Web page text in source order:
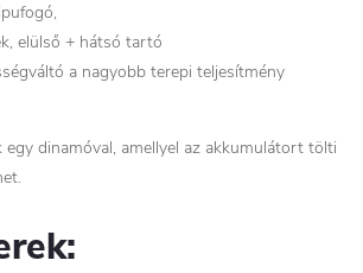
elülső + hátsó tartó
a nagyobb terepi teljesítmény
egy dinamóval, amellyel az akkumulátort tölti